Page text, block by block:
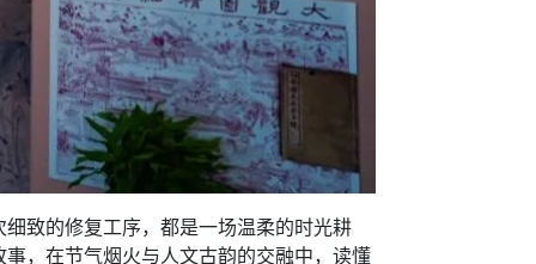
致的修复工序，都是一场温柔的时光耕
，在节气烟火与人文古韵的交融中，读懂